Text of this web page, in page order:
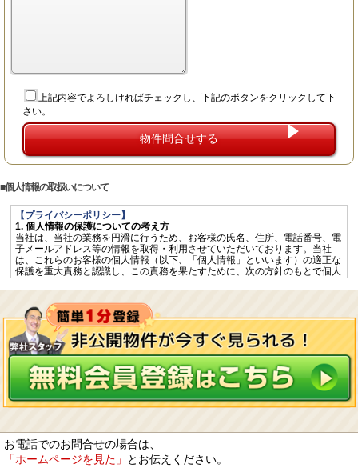
上記内容でよろしければチェックし、下記のボタンをクリックして下
さい。
個人情報の取扱いについて
【プライバシーポリシー】
1. 個人情報の保護についての考え方
当社は、当社の業務を円滑に行うため、お客様の氏名、住所、電話番号、電
子メールアドレス等の情報を取得・利用させていただいております。当社
は、これらのお客様の個人情報（以下、「個人情報」といいます）の適正な
保護を重大責務と認識し、この責務を果たすために、次の方針のもとで個人
個人情報に適用される「個人情報の保護に関する法律」その他の関係法令を
遵守するとともに、一般に公正妥当と認められる個人情報の取扱いに関する
慣行に準拠し、適切に取り扱います。
個人情報の取扱いに関する規程を明確にし、従業者へ周知徹底します。ま
た、取引先等に対しても適切に個人情報を取り扱うように要請します。
個人情報の取得に際しては、利用目的を特定して通知又は公表し、その利用
目的に従って個人情報を取り扱います。
個人情報の漏洩、紛失、改ざん等を防止するため、必要な対策を講じて適切
な管理を行います。
保有する個人情報について、お客様本人からの開示、訂正、削除、利用停止
の依頼を所定の窓口でお受けして、誠意をもって対応します。
いを外部に委託することがあります。委託する場合には、適正な取扱いを確
保するための契約締結、実施状況の点検などを行います。
3. 第三者への開示・提供
お電話でのお問合せの場合は、
「ホームページを見た」
とお伝えください。